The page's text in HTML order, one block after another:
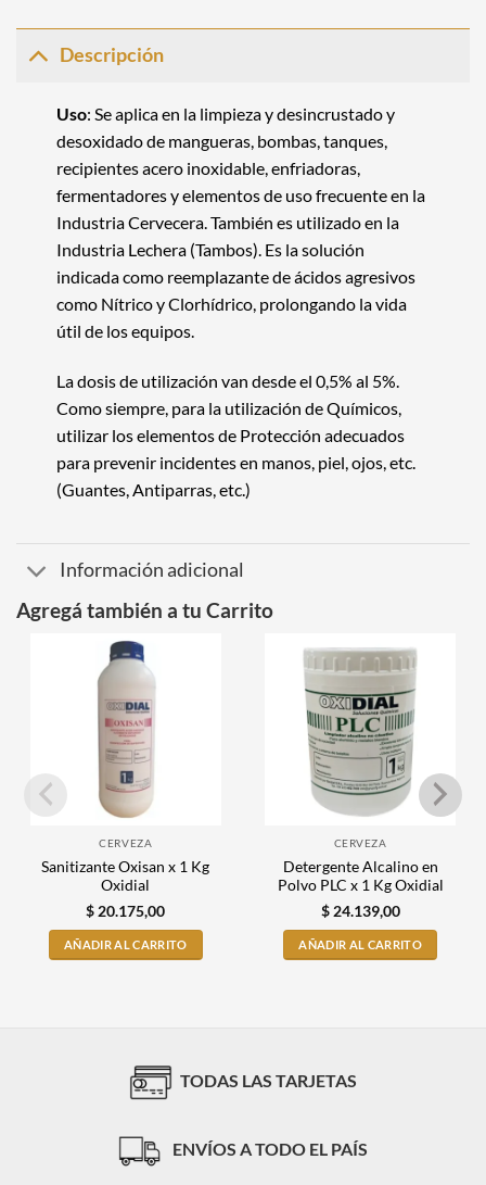
Descripción
Uso: Se aplica en la limpieza y desincrustado y
desoxidado de mangueras, bombas, tanques,
recipientes acero inoxidable, enfriadoras,
fermentadores y elementos de uso frecuente en la
Industria Cervecera. También es utilizado en la
Industria Lechera (Tambos). Es la solución
indicada como reemplazante de ácidos agresivos
como Nítrico y Clorhídrico, prolongando la vida
útil de los equipos.
La dosis de utilización van desde el 0,5% al 5%.
Como siempre, para la utilización de Químicos,
utilizar los elementos de Protección adecuados
para prevenir incidentes en manos, piel, ojos, etc.
(Guantes, Antiparras, etc.)
Información adicional
Agregá también a tu Carrito
CERVEZA
Sanitizante Oxisan x 1 Kg
Oxidial
$ 20.175,00
AÑADIR AL CARRITO
CERVEZA
Detergente Alcalino en
Polvo PLC x 1 Kg Oxidial
$24.139,00
AÑADIR AL CARRITO
TODAS LAS TARJETAS
ENVÍOS A TODO EL PAÍS